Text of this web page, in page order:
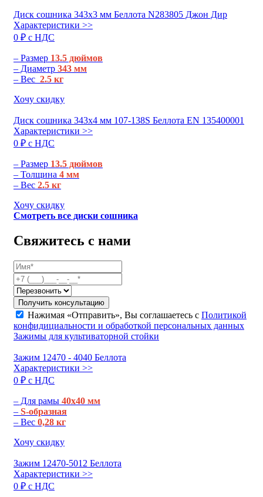
Диск сошника 343х3 мм Беллота N283805 Джон Дир
Характеристики >>
0 ₽ c НДС
– Размер 13.5 дюймов
– Диаметр 343 мм
– Вес 2.5 кг
Хочу скидку
Диск сошника 343х4 мм 107-138S Беллота EN 135400001
Характеристики >>
0 ₽ c НДС
– Размер 13.5 дюймов
– Толщина 4 мм
– Вес 2.5 кг
Хочу скидку
Смотреть все диски сошника
Свяжитесь с нами
Получить консультацию
Нажимая «Отправить», Вы соглашаетесь с Политикой
конфидициальности и обработкой персональных данных
Зажимы для культиваторной стойки
Зажим 12470 - 4040 Беллота
Характеристики >>
0 ₽ c НДС
– Для рамы 40х40 мм
– S-образная
– Вес 0,28 кг
Хочу скидку
Зажим 12470-5012 Беллота
Характеристики >>
0 ₽ c НДС